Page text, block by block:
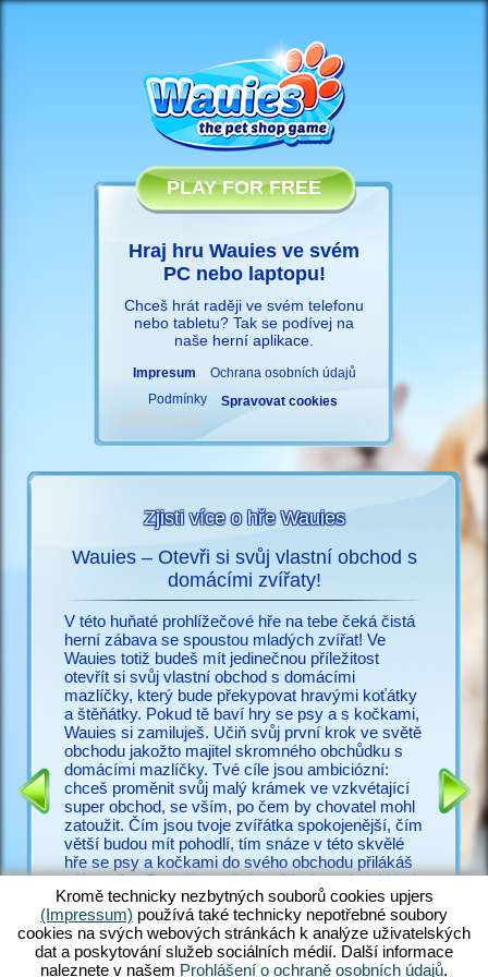
PLAY FOR FREE
Hraj hru Wauies ve svém
PC nebo laptopu!
Chceš hrát raději ve svém telefonu
nebo tabletu? Tak se podívej na
naše herní aplikace
Impresum
Ochrana osobních údajů
Podmínky
Spravovat cookies
Zjisti více o hře Wauies
Wauies – Otevři si svůj vlastní obchod s
domácími zvířaty!
V této huňaté prohlížečové hře na tebe čeká čistá
herní zábava se spoustou mladých zvířat! Ve
Wauies totiž budeš mít jedinečnou příležitost
otevřít si svůj vlastní obchod s domácími
mazlíčky, který bude překypovat hravými koťátky
a štěňátky. Pokud tě baví hry se psy a s kočkami,
Wauies si zamiluješ. Učiň svůj první krok ve světě
obchodu jakožto majitel skromného obchůdku s
domácími mazlíčky. Tvé cíle jsou ambiciózní:
chceš proměnit svůj malý krámek ve vzkvétající
super obchod, se vším, po čem by chovatel mohl
zatoužit. Čím jsou tvoje zvířátka spokojenější, čím
větší budou mít pohodlí, tím snáze v této skvělé
hře se psy a kočkami do svého obchodu přilákáš
zákazníky. Panečku – těch zvířátek tu ale je! Hraj
si s hopsajícími štěňátek čivavy, zadováděj si s
neustále hladovými štěňaty labradora, učeš huňaté
koťátko perské kočky a nakrm rozkošná koťátka
ragdoll – jen rozdat pár jmen. Objev ohromující
směsici hry Wauies, která v sobě kombinuje prvky
s
zakus
Kromě technicky nezbytných souborů cookies upjers
(Impressum) používá také technicky nepotřebné soubory
cookies na svých webových stránkách k analýze uživatelských
dat a poskytování služeb sociálních médií. Další informace
naleznete v našem Prohlášení o ochraně osobních údajů.